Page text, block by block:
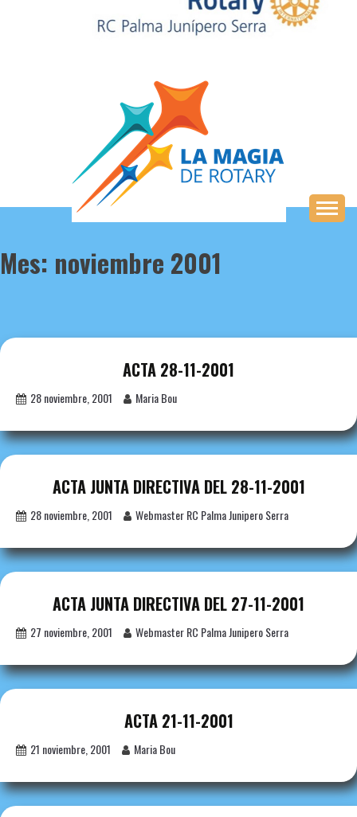
Mes: noviembre 2001
ACTA 28-11-2001
28 noviembre, 2001 Maria Bou
ACTA JUNTA DIRECTIVA DEL 28-11-2001
28 noviembre, 2001 Webmaster RC Palma Junipero Serra
ACTA JUNTA DIRECTIVA DEL 27-11-2001
27 noviembre, 2001 Webmaster RC Palma Junipero Serra
ACTA 21-11-2001
21 noviembre, 2001 Maria Bou